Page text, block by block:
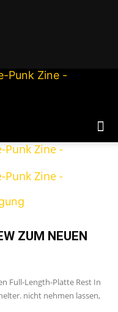
ZUM NEUEN
Full-Length-Platte Rest In
nicht nehmen lassen,